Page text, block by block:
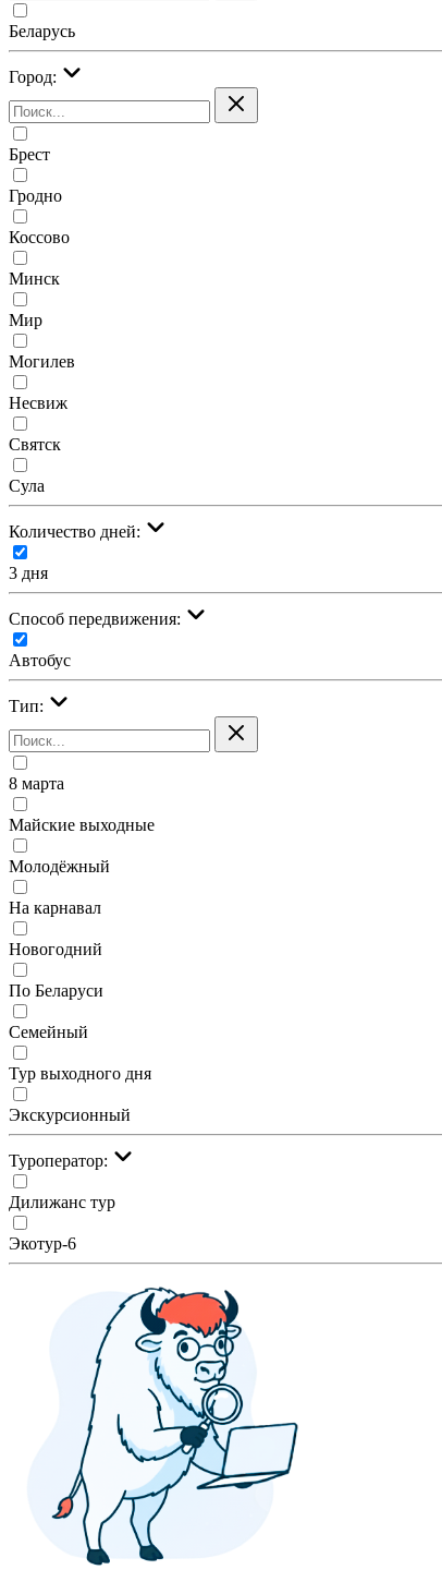
Беларусь
Город:
Брест
Гродно
Коссово
Минск
Мир
Могилев
Несвиж
Святск
Сула
Количество дней:
3 дня
Cпособ передвижения:
Автобус
Тип:
8 марта
Майские выходные
Молодёжный
На карнавал
Новогодний
По Беларуси
Семейный
Тур выходного дня
Экскурсионный
Туроператор:
Дилижанс тур
Экотур-6